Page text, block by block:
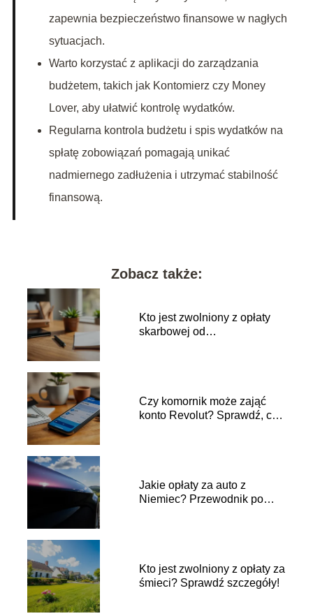
zapewnia bezpieczeństwo finansowe w nagłych
sytuacjach.
Warto korzystać z aplikacji do zarządzania
budżetem, takich jak Kontomierz czy Money
Lover, aby ułatwić kontrolę wydatków.
Regularna kontrola budżetu i spis wydatków na
spłatę zobowiązań pomagają unikać
nadmiernego zadłużenia i utrzymać stabilność
finansową.
Zobacz także:
Kto jest zwolniony z opłaty
skarbowej od
Czy komornik może zająć
konto Revolut? Sprawdź, co
Jakie opłaty za auto z
Niemiec? Przewodnik po
Kto jest zwolniony z opłaty za
śmieci? Sprawdź szczegóły!